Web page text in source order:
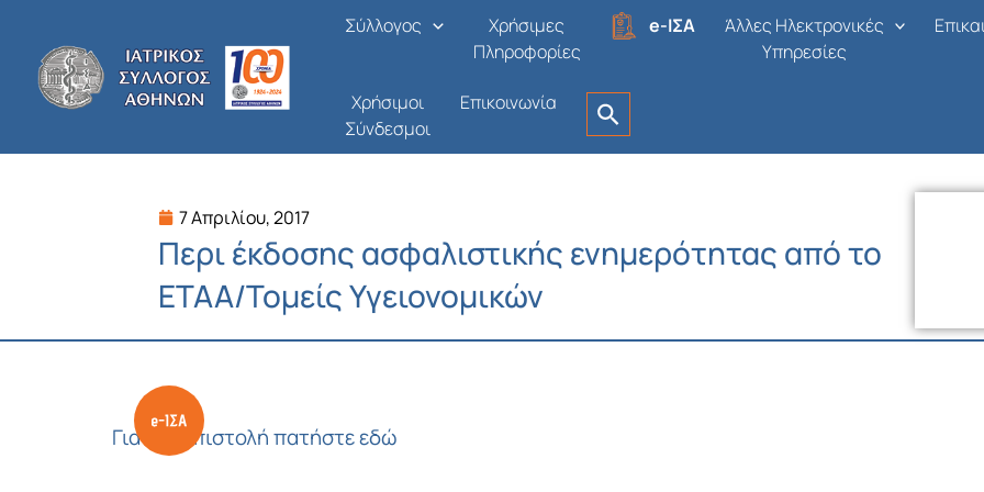
περιεχόμενο
Σύλλογος
Χρήσιμες
Πληροφορίες
e-ΙΣΑ
Άλλες Ηλεκτρονικές
Υπηρεσίες
Χρήσιμοι
Σύνδεσμοι
Επικοινωνία
7 Απριλίου, 2017
Περι έκδοσης ασφαλιστικής ενημερότητας από το
ΕΤΑΑ/Τομείς Υγειονομικών
Για την επιστολή πατήστε εδώ